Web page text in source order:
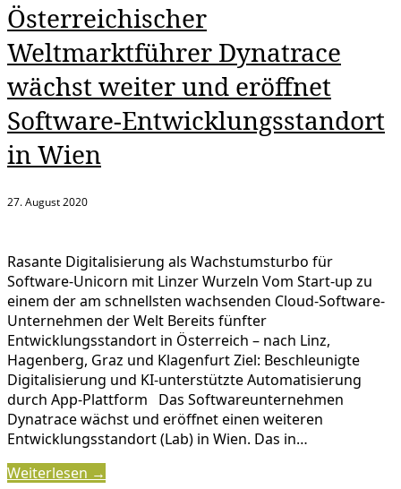
Österreichischer
Weltmarktführer Dynatrace
wächst weiter und eröffnet
Software-Entwicklungsstandort
in Wien
27. August 2020
Rasante Digitalisierung als Wachstumsturbo für
Software-Unicorn mit Linzer Wurzeln Vom Start-up zu
einem der am schnellsten wachsenden Cloud-Software-
Unternehmen der Welt Bereits fünfter
Entwicklungsstandort in Österreich – nach Linz,
Hagenberg, Graz und Klagenfurt Ziel: Beschleunigte
Digitalisierung und KI-unterstützte Automatisierung
durch App-Plattform Das Softwareunternehmen
Dynatrace wächst und eröffnet einen weiteren
Entwicklungsstandort (Lab) in Wien. Das in…
Weiterlesen →